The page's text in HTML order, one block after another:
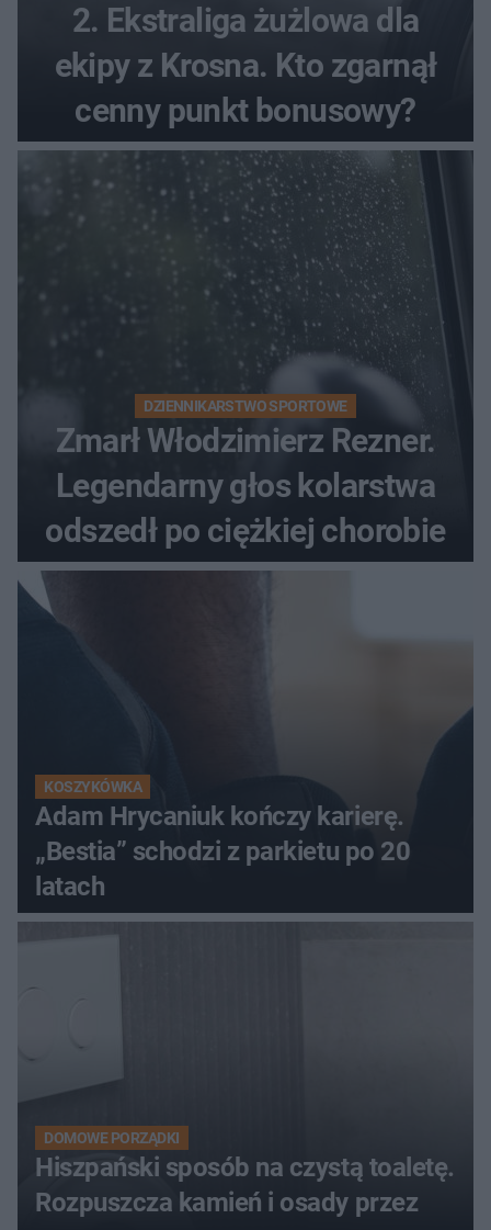
2. Ekstraliga żużlowa dla
ekipy z Krosna. Kto zgarnął
cenny punkt bonusowy?
DZIENNIKARSTWO SPORTOWE
Zmarł Włodzimierz Rezner.
Legendarny głos kolarstwa
odszedł po ciężkiej chorobie
KOSZYKÓWKA
Adam Hrycaniuk kończy karierę.
„Bestia” schodzi z parkietu po 20
latach
DOMOWE PORZĄDKI
Hiszpański sposób na czystą toaletę.
Rozpuszcza kamień i osady przez